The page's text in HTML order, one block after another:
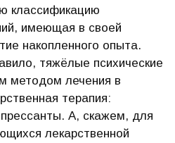
классификацию
имеющая в своей
накопленного опыта.
тяжёлые психические
методом лечения в
терапия:
А, скажем, для
лекарственной